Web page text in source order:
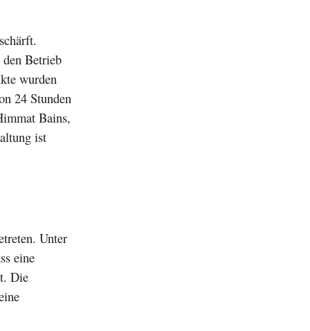
Betrieb
wurden
24 Stunden
Bains,
ist
Unter
eine
Die